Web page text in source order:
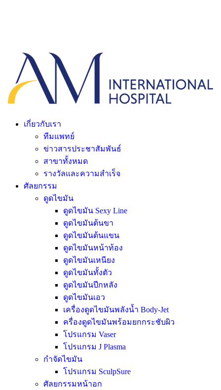
เกี่ยวกับเรา
ทีมแพทย์
ข่าวสารประชาสัมพันธ์
สาขาทั้งหมด
รางวัลและความสำเร็จ
ศัลยกรรม
ดูดไขมัน
ดูดไขมัน Sexy Line
ดูดไขมันต้นขา
ดูดไขมันต้นแขน
ดูดไขมันหน้าท้อง
ดูดไขมันเหนียง
ดูดไขมันทั้งตัว
ดูดไขมันปีกหลัง
ดูดไขมันเอว
เครื่องดูดไขมันพลังน้ำ Body-Jet
ครื่องดูดไขมันพร้อมยกกระชับผิว
โปรแกรม Vaser
โปรแกรม J Plasma
กำจัดไขมัน
โปรแกรม SculpSure
ศัลยกรรมหน้าอก